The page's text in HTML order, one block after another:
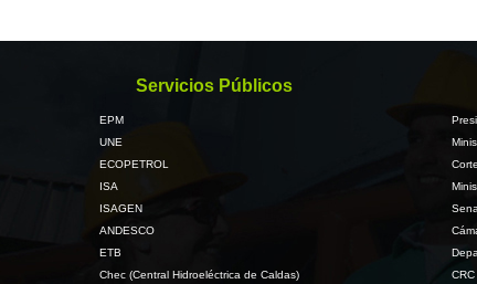
Servicios Públicos
EPM
UNE
ECOPETROL
ISA
ISAGEN
ANDESCO
ETB
Chec (Central Hidroeléctrica de Caldas)